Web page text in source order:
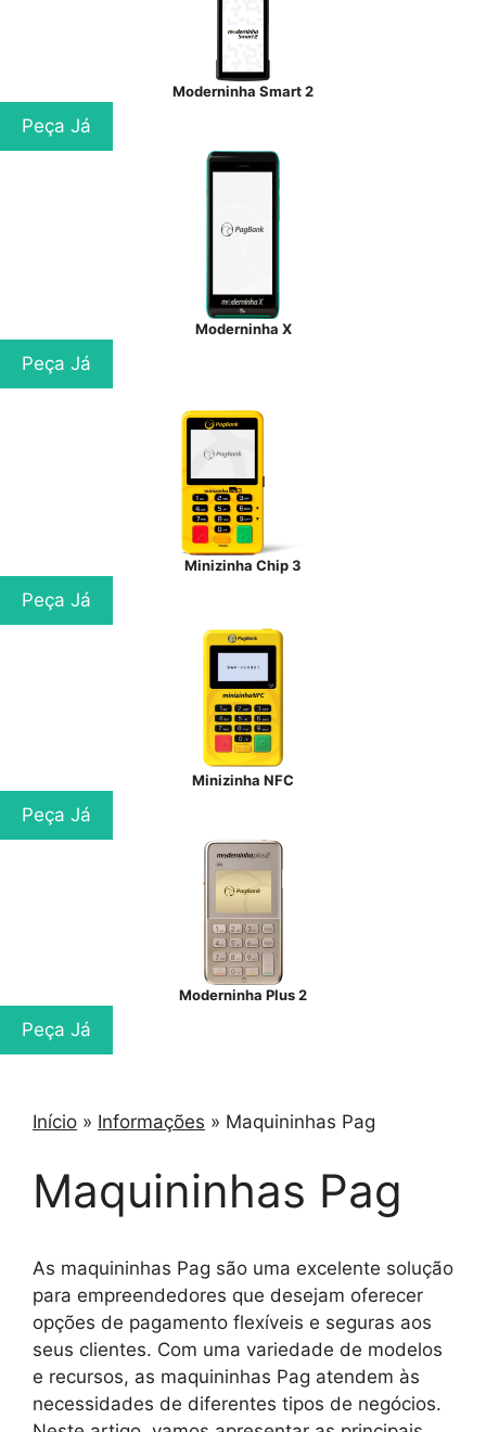
Moderninha Smart 2
Peça Já
Moderninha X
Peça Já
Minizinha Chip 3
Peça Já
Minizinha NFC
Peça Já
Moderninha Plus 2
Peça Já
Início » Informações » Maquininhas Pag
Maquininhas Pag
As maquininhas Pag são uma excelente solução
para empreendedores que desejam oferecer
opções de pagamento flexíveis e seguras aos
seus clientes. Com uma variedade de modelos
e recursos, as maquininhas Pag atendem às
necessidades de diferentes tipos de negócios.